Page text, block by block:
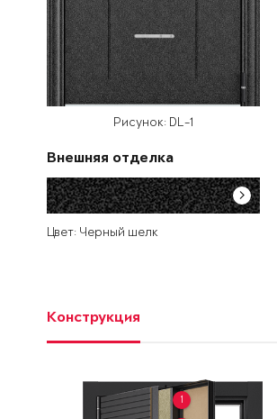
Рисунок: DL-1
Внешняя отделка
Цвет: Черный шелк
Конструкция
1